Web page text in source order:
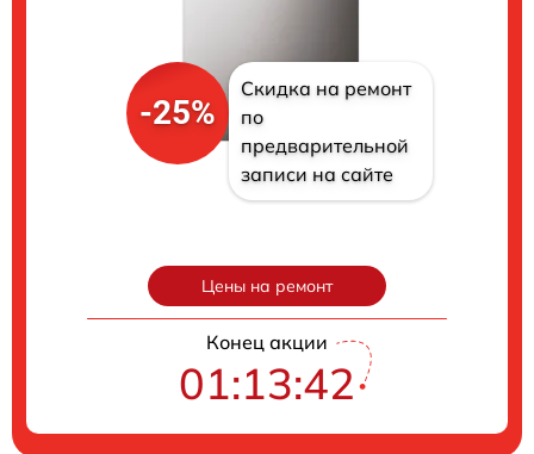
-25%
Скидка на ремонт
по
предварительной
записи на сайте
Цены на ремонт
Конец акции
01:13:41